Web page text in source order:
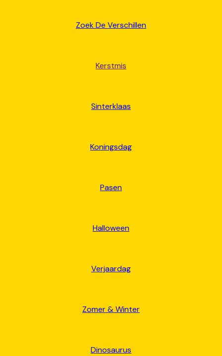
Zoek De Verschillen
Kerstmis
Sinterklaas
Koningsdag
Pasen
Halloween
Verjaardag
Zomer & Winter
Dinosaurus